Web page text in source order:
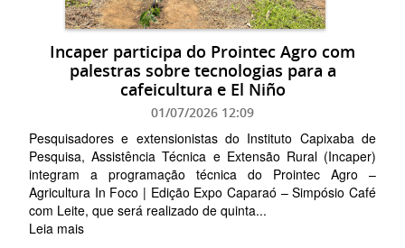
Incaper participa do Prointec Agro com
palestras sobre tecnologias para a
cafeicultura e El Niño
01/07/2026 12:09
Pesquisadores e extensionistas do Instituto Capixaba de
Pesquisa, Assistência Técnica e Extensão Rural (Incaper)
integram a programação técnica do Prointec Agro –
Agricultura In Foco | Edição Expo Caparaó – Simpósio Café
com Leite, que será realizado de quinta...
Leia mais